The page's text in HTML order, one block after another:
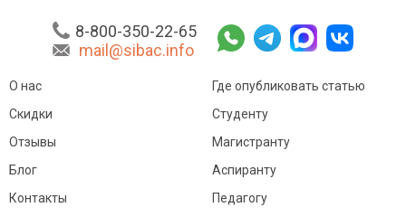
8-800-350-22-65
mail@sibac.info
О нас
Скидки
Отзывы
Блог
Контакты
Где опубликовать статью
Студенту
Магистранту
Аспиранту
Педагогу